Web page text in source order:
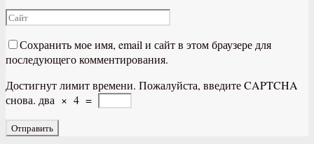
Сохранить мое имя, email и сайт в этом браузере для
последующего комментирования.
Достигнут лимит времени. Пожалуйста, введите CAPTCHA
снова. два × 4 =